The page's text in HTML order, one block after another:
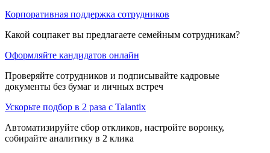
Корпоративная поддержка сотрудников
Какой соцпакет вы предлагаете семейным сотрудникам?
Оформляйте кандидатов онлайн
Проверяйте сотрудников и подписывайте кадровые
документы без бумаг и личных встреч
Ускорьте подбор в 2 раза с Talantix
Автоматизируйте сбор откликов, настройте воронку,
собирайте аналитику в 2 клика